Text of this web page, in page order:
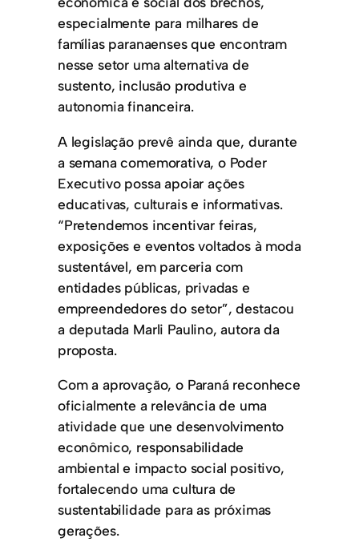
especialmente para milhares de
famílias paranaenses que encontram
nesse setor uma alternativa de
sustento, inclusão produtiva e
autonomia financeira.
A legislação prevê ainda que, durante
a semana comemorativa, o Poder
Executivo possa apoiar ações
educativas, culturais e informativas.
“Pretendemos incentivar feiras,
exposições e eventos voltados à moda
sustentável, em parceria com
entidades públicas, privadas e
empreendedores do setor”, destacou
a deputada Marli Paulino, autora da
proposta.
Com a aprovação, o Paraná reconhece
oficialmente a relevância de uma
atividade que une desenvolvimento
econômico, responsabilidade
ambiental e impacto social positivo,
fortalecendo uma cultura de
sustentabilidade para as próximas
gerações.